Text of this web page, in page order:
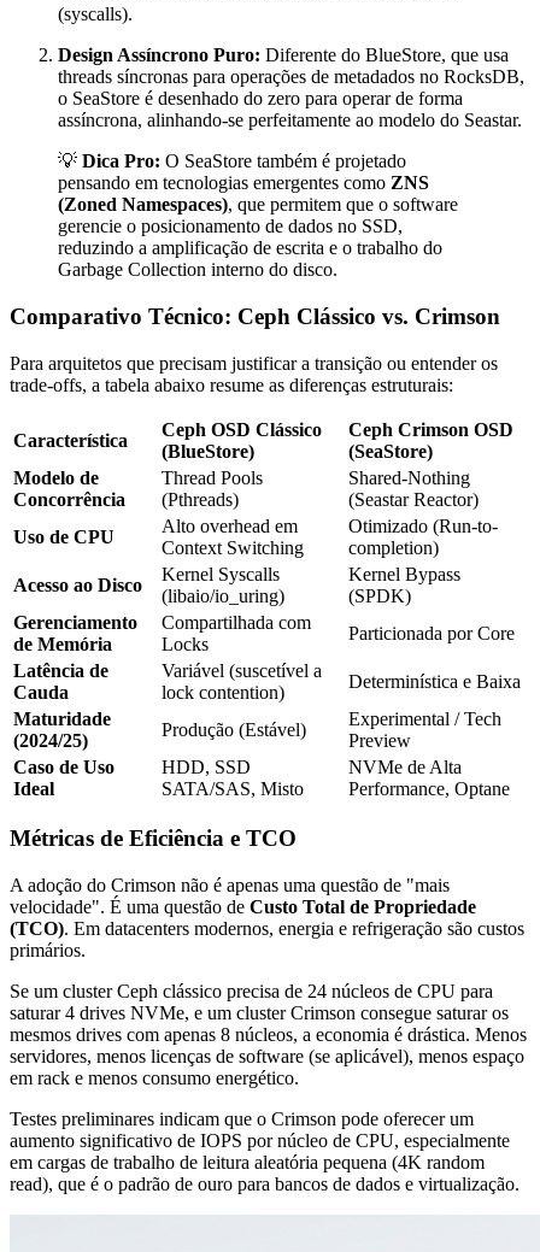
(syscalls).
Design Assíncrono Puro: Diferente do BlueStore, que usa
threads síncronas para operações de metadados no RocksDB,
o SeaStore é desenhado do zero para operar de forma
assíncrona, alinhando-se perfeitamente ao modelo do Seastar.
💡 Dica Pro: O SeaStore também é projetado
pensando em tecnologias emergentes como ZNS
(Zoned Namespaces), que permitem que o software
gerencie o posicionamento de dados no SSD,
reduzindo a amplificação de escrita e o trabalho do
Garbage Collection interno do disco.
Comparativo Técnico: Ceph Clássico vs. Crimson
Para arquitetos que precisam justificar a transição ou entender os
trade-offs, a tabela abaixo resume as diferenças estruturais:
Característica
Ceph OSD Clássico
(BlueStore)
Ceph Crimson OSD
(SeaStore)
Modelo de
Concorrência
Thread Pools
(Pthreads)
Shared-Nothing
(Seastar Reactor)
Uso de CPU
Alto overhead em
Context Switching
Otimizado (Run-to-
completion)
Acesso ao Disco
Kernel Syscalls
(libaio/io_uring)
Kernel Bypass
(SPDK)
Gerenciamento
de Memória
Compartilhada com
Locks
Particionada por Core
Latência de
Cauda
Variável (suscetível a
lock contention)
Determinística e Baixa
Maturidade
(2024/25)
Produção (Estável)
Experimental / Tech
Preview
Caso de Uso
Ideal
HDD, SSD
SATA/SAS, Misto
NVMe de Alta
Performance, Optane
Métricas de Eficiência e TCO
A adoção do Crimson não é apenas uma questão de "mais
velocidade". É uma questão de Custo Total de Propriedade
(TCO). Em datacenters modernos, energia e refrigeração são custos
primários.
Se um cluster Ceph clássico precisa de 24 núcleos de CPU para
saturar 4 drives NVMe, e um cluster Crimson consegue saturar os
mesmos drives com apenas 8 núcleos, a economia é drástica. Menos
servidores, menos licenças de software (se aplicável), menos espaço
em rack e menos consumo energético.
Testes preliminares indicam que o Crimson pode oferecer um
aumento significativo de IOPS por núcleo de CPU, especialmente
em cargas de trabalho de leitura aleatória pequena (4K random
read), que é o padrão de ouro para bancos de dados e virtualização.